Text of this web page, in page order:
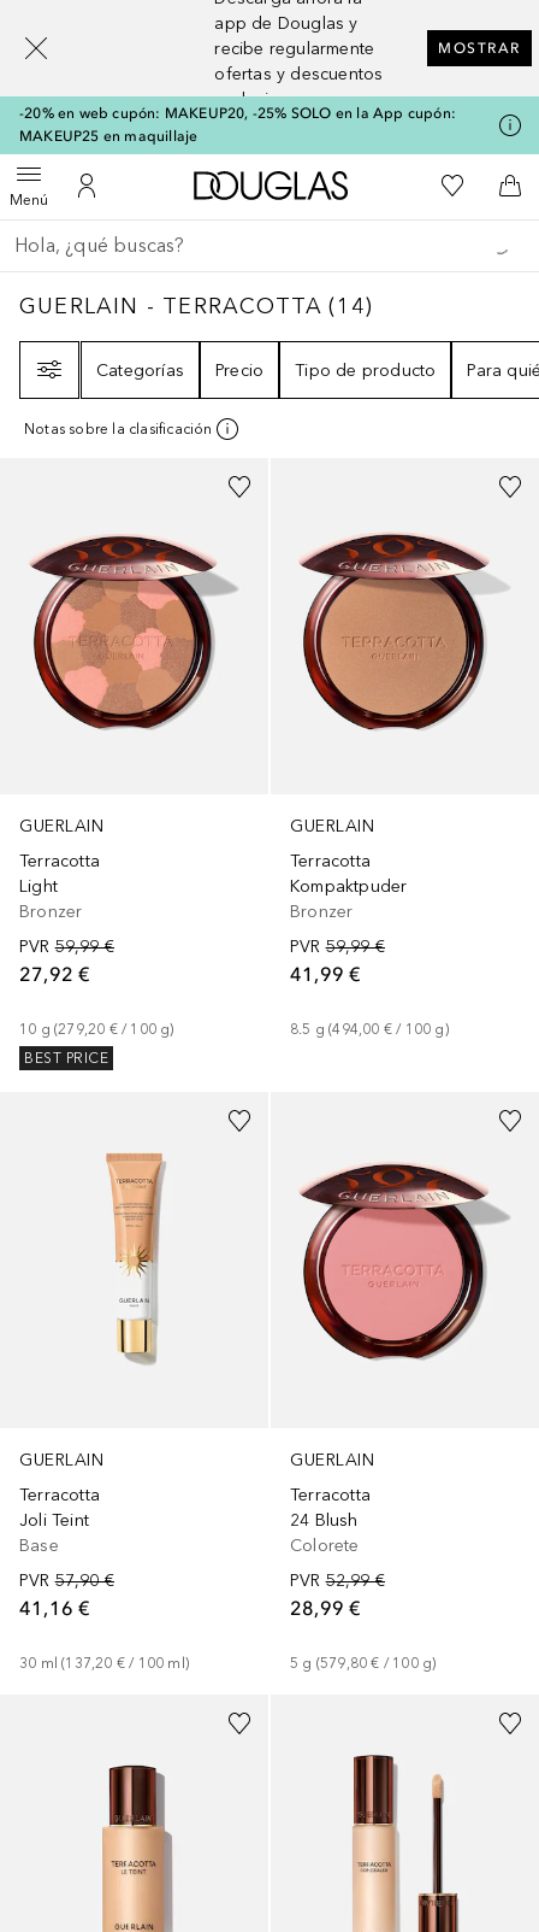
app de Douglas y
recibe regularmente
ofertas y descuentos
exclusivos
MOSTRAR
-20% en web cupón: MAKEUP20, -25% SOLO en la App cupón:
MAKEUP25 en maquillaje
MenúAbrir menúMi cuenta
A Douglas HomeMi lista de
A
Regresar
Ejecutar búsqueda
GUERLAIN - TERRACOTTA 14
GUERLAIN - TERRACOTTA (14)
Categorías
Precio Tipo de producto Para
Notas sobre la clasificación
GUERLAIN
Terracotta
Light
Bronzer
PVR 59,99 €
27,92 €
10 g (279,20 € / 100 g)
BEST PRICE
+ 3
GUERLAIN
Terracotta
Kompaktpuder
Bronzer
PVR 59,99 €
41,99 €
8.5 g (494,00 € / 100 g)
GUERLAIN
Terracotta
Joli Teint
Base
PVR 57,90 €
41,16 €
30 ml (137,20 € / 100 ml )
+ 2
GUERLAIN
Terracotta
24 Blush
Colorete
PVR 52,99 €
28,99 €
5 g (579,80 € / 100 g)
+ 25 + 12
[navigation.slideout.screenreader]